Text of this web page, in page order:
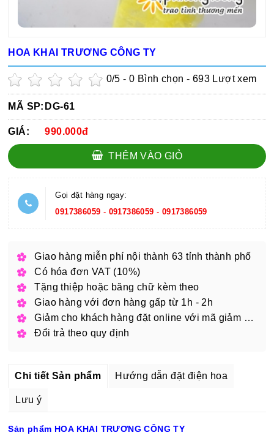
HOA KHAI TRƯƠNG CÔNG TY
0/5 -0 Bình chọn - 693 Lượt xem
MÃ SP: DG-61
GIÁ: 990.000đ
THÊM VÀO GIỎ
Gọi đặt hàng ngay:
0917386059 - 0917386059 - 0917386059
Giao hàng miễn phí nội thành 63 tỉnh thành phố
Có hóa đơn VAT (10%)
Tặng thiệp hoặc băng chữ kèm theo
Giao hàng với đơn hàng gấp từ 1h - 2h
Giảm cho khách hàng đặt online với mã giảm giá
Đổi trả theo quy định
Chi tiết Sản phẩm Hướng dẫn đặt điện hoa
Lưu ý
Sản phẩm HOA KHAI TRƯƠNG CÔNG TY